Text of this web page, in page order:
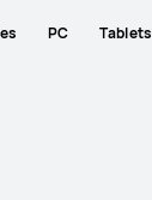
PC Tablets